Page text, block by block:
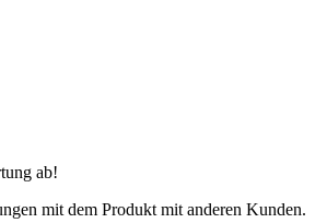
ab!
mit dem Produkt mit anderen Kunden.